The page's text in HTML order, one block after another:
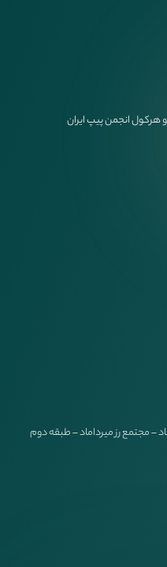
هرکول انجمن پیپ ایران
– مجتمع رز میرداماد – طبقه دوم